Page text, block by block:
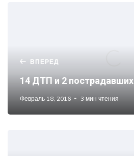
ВПЕРЕД
14 ДТП и 2 пострадавших
Февраль 18, 2016 3 мин чтения